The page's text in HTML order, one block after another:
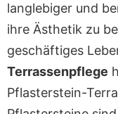
langlebiger und
ihre Ästhetik zu
geschäftiges
Terrassenpflege
Pflasterstein-